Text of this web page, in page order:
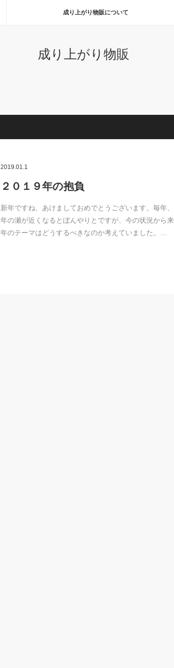
成り上がり物販について
成り上がり物販
2019.01.1
２０１９年の抱負
新年ですね、あけましておめでとうございます。毎年、
年の瀬が近くなるとぼんやりとですが、今の状況から来
年のテーマはどうするべきなのか考えていました。…